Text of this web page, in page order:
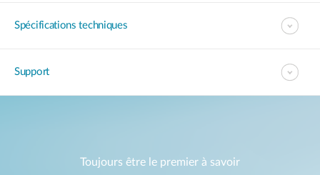
Spécifications techniques
Support
Toujours être le premier à savoir